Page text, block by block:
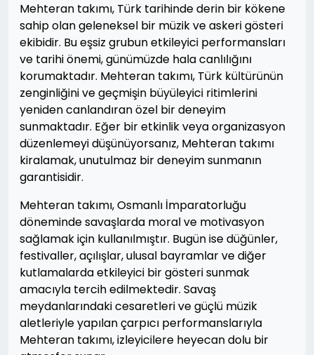
Mehteran takımı, Türk tarihinde derin bir kökene
sahip olan geleneksel bir müzik ve askeri gösteri
ekibidir. Bu eşsiz grubun etkileyici performansları
ve tarihi önemi, günümüzde hala canlılığını
korumaktadır. Mehteran takımı, Türk kültürünün
zenginliğini ve geçmişin büyüleyici ritimlerini
yeniden canlandıran özel bir deneyim
sunmaktadır. Eğer bir etkinlik veya organizasyon
düzenlemeyi düşünüyorsanız, Mehteran takımı
kiralamak, unutulmaz bir deneyim sunmanın
garantisidir.
Mehteran takımı, Osmanlı İmparatorluğu
döneminde savaşlarda moral ve motivasyon
sağlamak için kullanılmıştır. Bugün ise düğünler,
festivaller, açılışlar, ulusal bayramlar ve diğer
kutlamalarda etkileyici bir gösteri sunmak
amacıyla tercih edilmektedir. Savaş
meydanlarındaki cesaretleri ve güçlü müzik
aletleriyle yapılan çarpıcı performanslarıyla
Mehteran takımı, izleyicilere heyecan dolu bir